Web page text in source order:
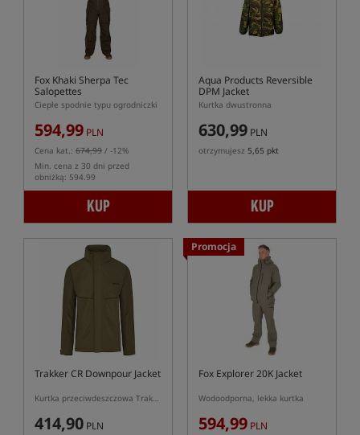
Fox Khaki Sherpa Tec
Salopettes
Ciepłe spodnie typu ogrodniczki
594,99 PLN
Cena kat.: 674,99 / -12%
Min. cena z 30 dni przed
obniżką: 594.99
KUP
Aqua Products Reversible
DPM Jacket
Kurtka dwustronna
630,99 PLN
otrzymujesz 5,65 pkt
KUP
Trakker CR Downpour Jacket
Kurtka przeciwdeszczowa Trakker CR Downpur
414,90 PLN
Promocja
Fox Explorer 20K Jacket
Wodoodporna, lekka kurtka
594,99 PLN